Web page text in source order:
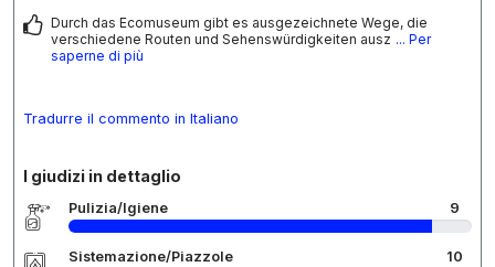
Durch das Ecomuseum gibt es ausgezeichnete Wege, die
verschiedene Routen und Sehenswürdigkeiten ausz ... Per
saperne di più
Tradurre il commento in Italiano
I giudizi in dettaglio
Pulizia/Igiene 9
Sistemazione/Piazzole 10